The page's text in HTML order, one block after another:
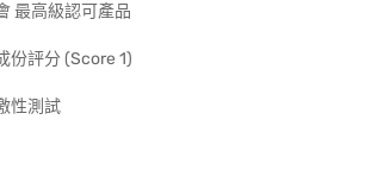
最高級認可產品
份評分 (Score 1)
性測試